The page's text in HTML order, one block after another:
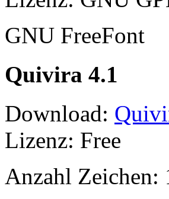
GNU FreeFont
Quivira 4.1
Download:
Lizenz: Free
Anzahl Zeichen: